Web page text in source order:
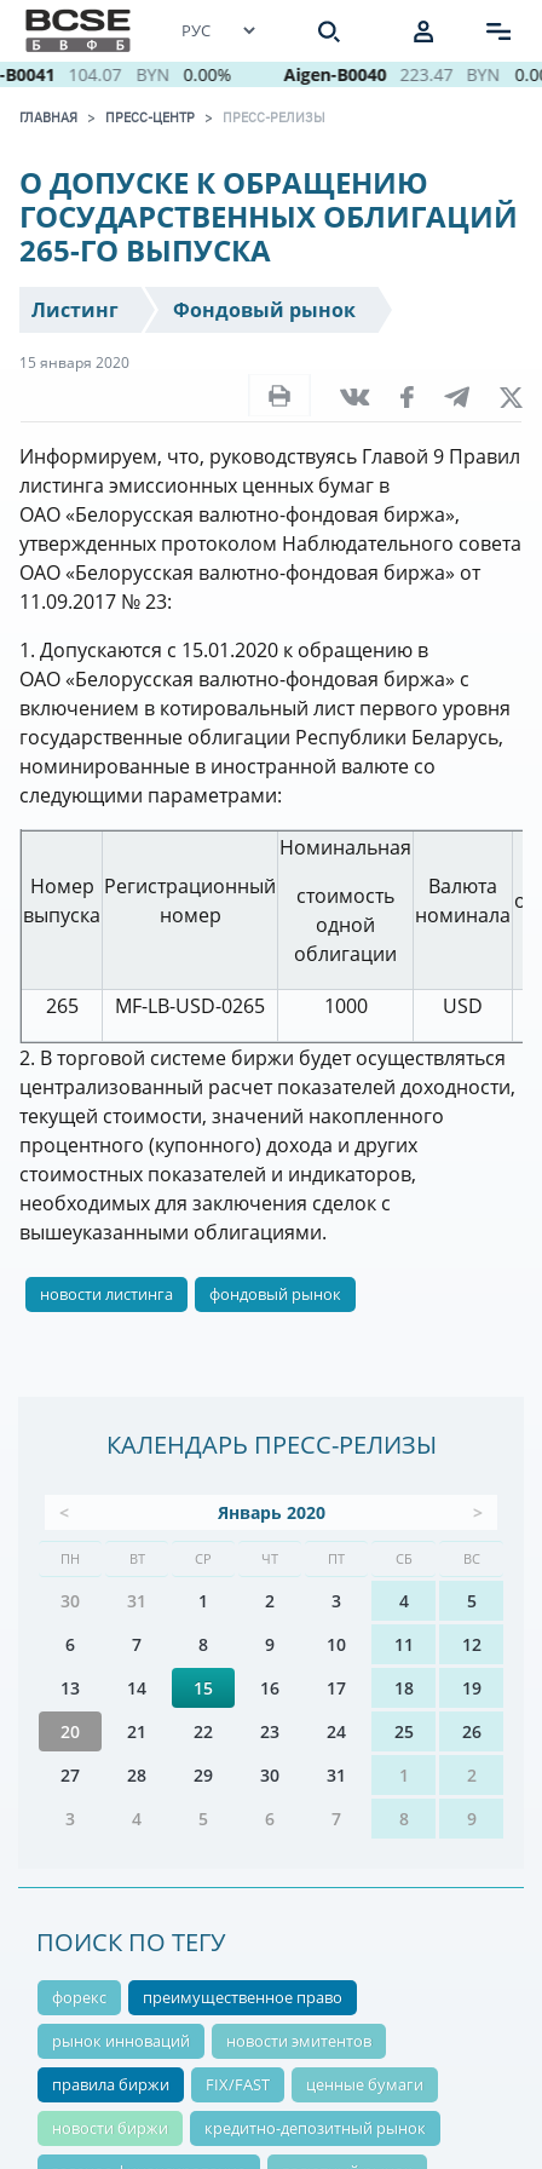
104.07 BYN 0.00% Aigen-B0040 223.47 BYN
ГЛАВНАЯ ПРЕСС-ЦЕНТР ПРЕСС-РЕЛИЗЫ
О ДОПУСКЕ К ОБРАЩЕНИЮ
ГОСУДАРСТВЕННЫХ ОБЛИГАЦИЙ
265-ГО ВЫПУСКА
Листинг Фондовый рынок
15 января 2020
Информируем, что, руководствуясь Главой 9 Правил
листинга эмиссионных ценных бумаг в
ОАО «Белорусская валютно-фондовая биржа»,
утвержденных протоколом Наблюдательного совета
ОАО «Белорусская валютно-фондовая биржа» от
11.09.2017 № 23:
1. Допускаются с 15.01.2020 к обращению в
ОАО «Белорусская валютно-фондовая биржа» с
включением в котировальный лист первого уровня
государственные облигации Республики Беларусь,
номинированные в иностранной валюте со
следующими параметрами:
Номер
выпуска
Регистрационный
номер
Номинальная
стоимость
одной
облигации
Валюта
номинала
265 MF-LB-USD-0265 1000
USD
2. В торговой системе биржи будет осуществляться
централизованный расчет показателей доходности,
текущей стоимости, значений накопленного
процентного (купонного) дохода и других
стоимостных показателей и индикаторов,
необходимых для заключения сделок с
вышеуказанными облигациями.
новости листинга фондовый рынок
КАЛЕНДАРЬ ПРЕСС-РЕЛИЗЫ
< Январь 2020 >
ПН ВТ СР ЧТ ПТ СБ ВС
30 31 1 2 3 4
5
6
7 8 9 10 11
12
13
14 15 16 17 18
19
20
21 22 23 24 25
26
27
28 29 30 31 1
2
3
4 5 6 7 8 9
ПОИСК ПО ТЕГУ
форекс
преимущественное право
рынок инноваций
новости эмитентов
правила биржи
FIX/FAST
ценные бумаги
новости биржи
кредитно-депозитный рынок